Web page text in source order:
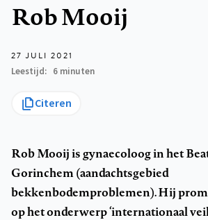
Rob Mooij
27 JULI 2021
Leestijd
6 minuten
Citeren
Rob Mooij is gynaecoloog in het
Gorinchem (aandachtsgebied
bekkenbodemproblemen). Hij
op het onderwerp ‘internationaal